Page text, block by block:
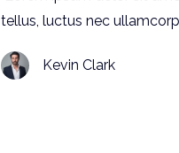
tellus, luctus nec
Kevin Clark